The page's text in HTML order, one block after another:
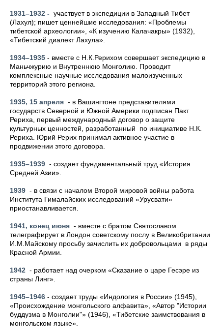
1931–1932 - участвует в экспедиции в Западный Тибет
(Лахул); пишет ценнейшие исследования: «Проблемы
тибетской археологии», «К изучению Калачакры» (1932),
«Тибетский диалект Лахула».
1934–1935 - вместе с Н.К.Рерихом совершает экспедицию в
Маньчжурию и Внутреннюю Монголию. Проводит
комплексные научные исследования малоизученных
территорий этого региона.
1935, 15 апреля - в Вашингтоне представителями
государств Северной и Южной Америки подписан Пакт
Рериха, первый международный договор о защите
культурных ценностей, разработанный по инициативе Н.К.
Рериха. Юрий Рерих принимал активное участие в
продвижении этого договора.
1935–1939 - создает фундаментальный труд «История
Средней Азии».
1939 - в связи с началом Второй мировой войны работа
Института Гималайских исследований «Урусвати»
приостанавливается.
1941, конец июня - вместе с братом Святославом
телеграфирует в Лондон советскому послу в Великобритании
И.М.Майскому просьбу зачислить их добровольцами в ряды
Красной Армии.
1942 - работает над очерком «Сказание о царе Гесэре из
страны Линг».
1945–1946 - создает труды «Индология в России» (1945),
«Происхождение монгольского алфавита», «Автор "Истории
буддузма в Монголии"» (1946), «Тибетские заимствования в
монгольском языке».